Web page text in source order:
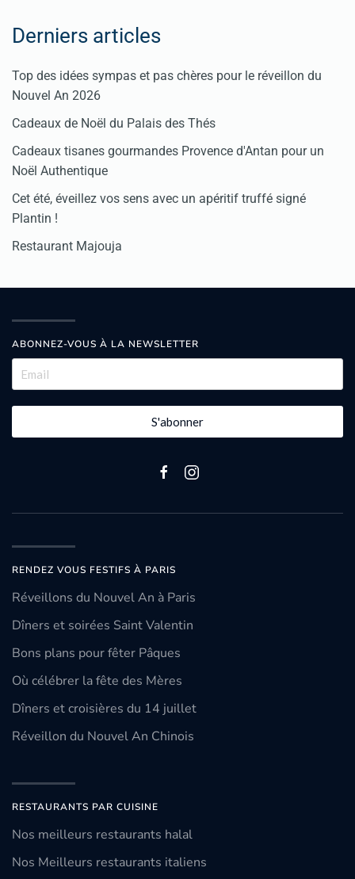
Derniers articles
Top des idées sympas et pas chères pour le réveillon du
Nouvel An 2026
Cadeaux de Noël du Palais des Thés
Cadeaux tisanes gourmandes Provence d'Antan pour un
Noël Authentique
Cet été, éveillez vos sens avec un apéritif truffé signé
Plantin !
Restaurant Majouja
ABONNEZ-VOUS À LA NEWSLETTER
S'abonner
RENDEZ VOUS FESTIFS À PARIS
Réveillons du Nouvel An à Paris
Dîners et soirées Saint Valentin
Bons plans pour fêter Pâques
Où célébrer la fête des Mères
Dîners et croisières du 14 juillet
Réveillon du Nouvel An Chinois
RESTAURANTS PAR CUISINE
Nos meilleurs restaurants halal
Nos Meilleurs restaurants italiens